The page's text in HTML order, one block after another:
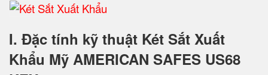
I. Đặc tính kỹ thuật Két Sắt Xuất
Khẩu Mỹ AMERICAN SAFES US68